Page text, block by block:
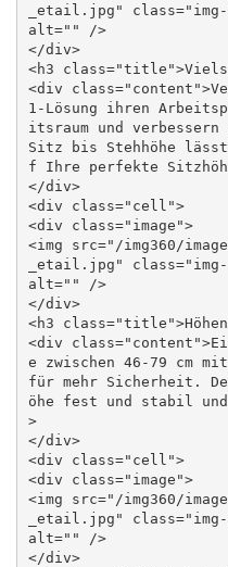
_etail.jpg"
alt="" />
</div>
<h3
<div
1-Lösung ihren
itsraum und
Sitz bis Stehhöhe
f Ihre perfekte
</div>
<div class="cell">
<div class="image">
<img src="/img360/
_etail.jpg"
alt="" />
</div>
<h3
<div
e zwischen 46-79 cm
für mehr Sicherheit.
öhe fest und stabil
>
</div>
<div class="cell">
<div class="image">
<img src="/img360/
_etail.jpg"
alt="" />
</div>